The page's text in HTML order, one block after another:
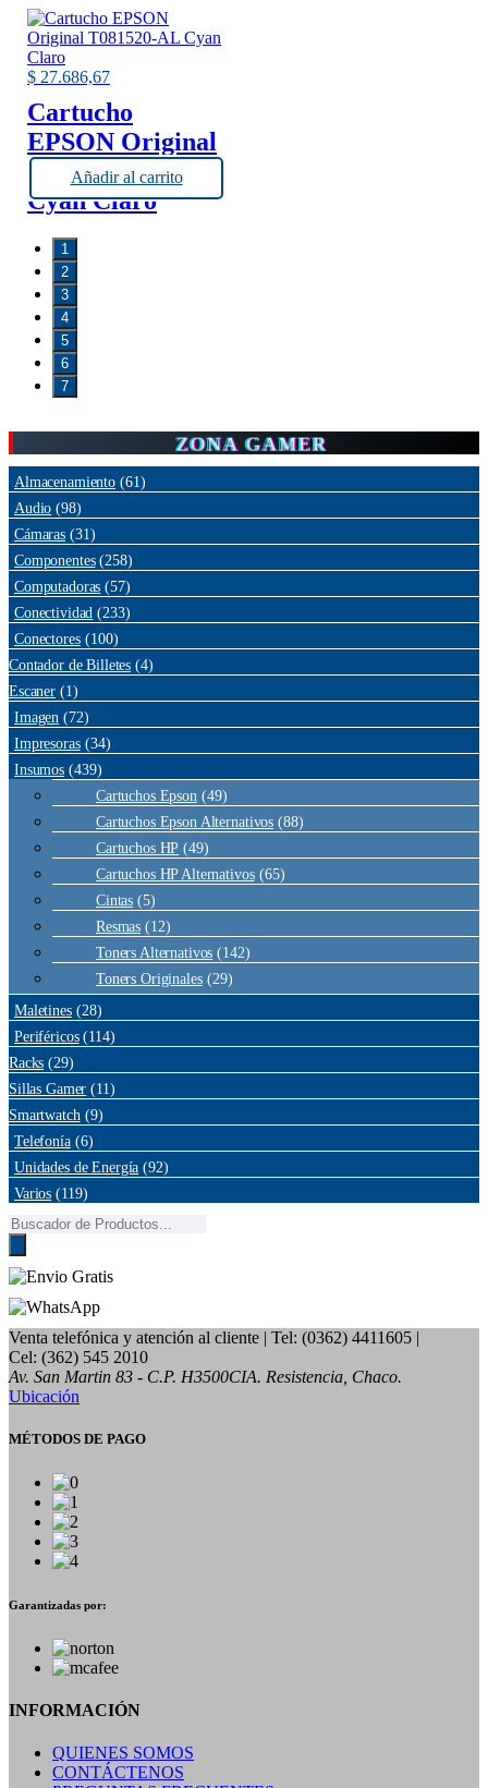
$ 27.686,67
Cartucho
EPSON Original
T081520-AL
Cyan Claro
Añadir al carrito
1
2
3
4
5
6
7
ZONA GAMER
Almacenamiento (61)
Audio (98)
Cámaras (31)
Componentes (258)
Computadoras (57)
Conectividad (233)
Conectores (100)
Contador de Billetes (4)
Escaner (1)
Imagen (72)
Impresoras (34)
Insumos (439)
Cartuchos Epson (49)
Cartuchos Epson Alternativos (88)
Cartuchos HP (49)
Cartuchos HP Alternativos (65)
Cintas (5)
Resmas (12)
Toners Alternativos (142)
Toners Originales (29)
Maletines (28)
Periféricos (114)
Racks (29)
Sillas Gamer (11)
Smartwatch (9)
Telefonía (6)
Unidades de Energía (92)
Varios (119)
Búsqueda
de
productos
Venta telefónica y atención al cliente | Tel: (0362) 4411605 |
Cel: (362) 545 2010
Av. San Martin 83 - C.P. H3500CIA. Resistencia, Chaco.
Ubicación
MÉTODOS DE PAGO
Garantizadas por:
INFORMACIÓN
QUIENES SOMOS
CONTÁCTENOS